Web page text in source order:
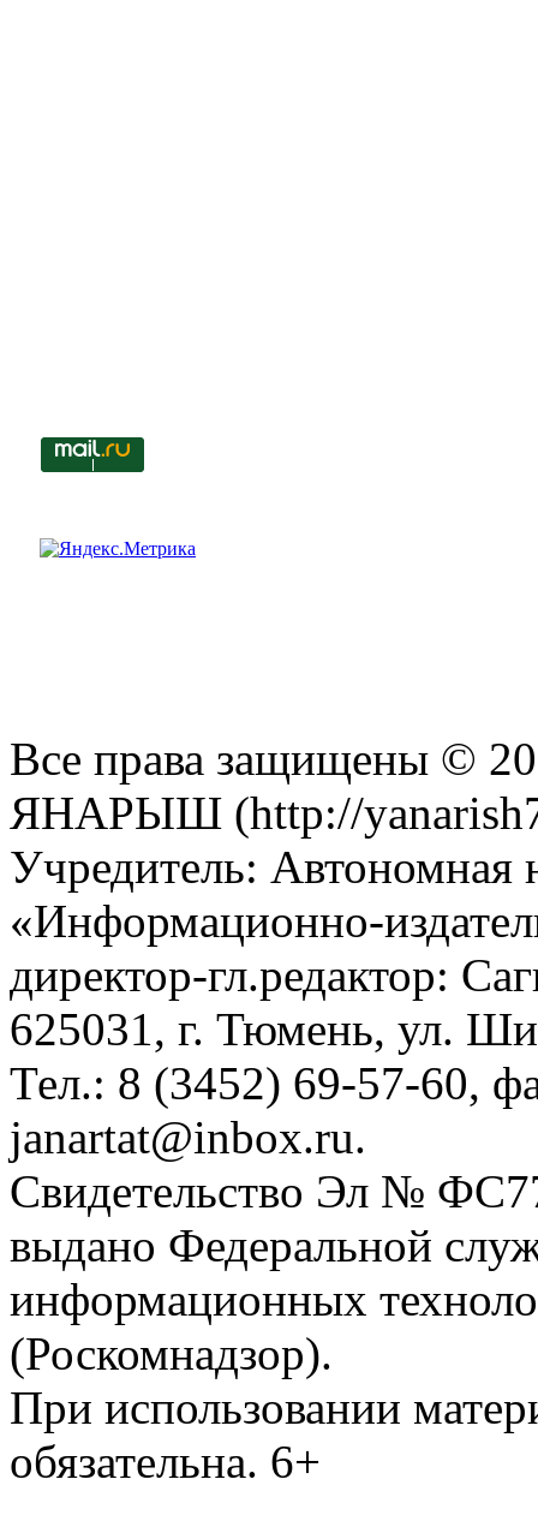
Все права защищены ©
ЯНАРЫШ (http://
Учредитель: Автономная
«Информационно-
директор-гл.редактор:
625031, г. Тюмень, ул.
Тел.: 8 (3452) 69-57-60,
janartat@inbox.ru.
Свидетельство Эл №
выдано Федеральной
информационных
(Роскомнадзор).
При использовании
обязательна. 6+